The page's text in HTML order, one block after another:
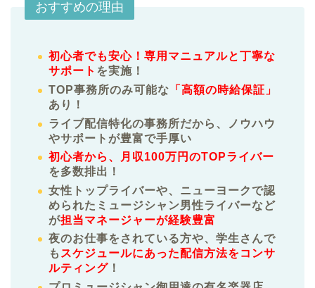
おすすめの理由
初心者でも安心！専用マニュアルと丁寧な
サポート を実施！
TOP事務所のみ可能な 「高額の時給保証」
あり！
ライブ配信特化の事務所だから、ノウハウ
やサポートが豊富で手厚い
初心者から、月収100万円のTOPライバー
を多数排出！
女性トップライバーや、ニューヨークで認
められたミュージシャン男性ライバーなど
が担当マネージャーが経験豊富
夜のお仕事をされている方や、学生さんで
も スケジュールにあった配信方法をコンサ
ルティング ！